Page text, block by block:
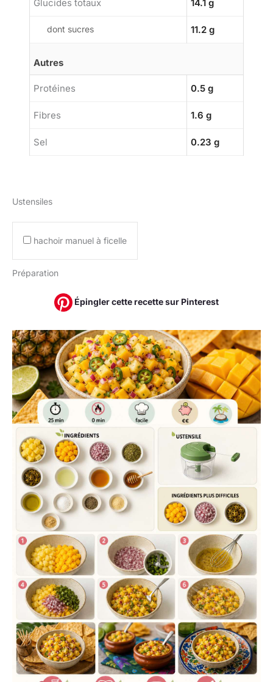
Glucides totaux 14.1 g
dont sucres 11.2 g
Autres
Protéines 0.5 g
Fibres 1.6 g
Sel 0.23 g
Ustensiles
hachoir manuel à ficelle
Préparation
Épingler cette recette sur Pinterest